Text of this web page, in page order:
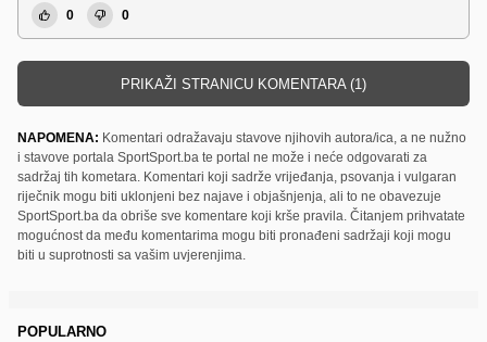
0 0
PRIKAŽI STRANICU KOMENTARA (1)
NAPOMENA: Komentari odražavaju stavove njihovih autora/ica, a ne nužno
i stavove portala SportSport.ba te portal ne može i neće odgovarati za
sadržaj tih kometara. Komentari koji sadrže vrijeđanja, psovanja i vulgaran
riječnik mogu biti uklonjeni bez najave i objašnjenja, ali to ne obavezuje
SportSport.ba da obriše sve komentare koji krše pravila. Čitanjem prihvatate
mogućnost da među komentarima mogu biti pronađeni sadržaji koji mogu
biti u suprotnosti sa vašim uvjerenjima.
POPULARNO